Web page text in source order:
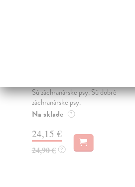
Sú záchranárske psy. Sú dobré
záchranárske psy.
Na sklade ?
24,15 €
24,90 € ?